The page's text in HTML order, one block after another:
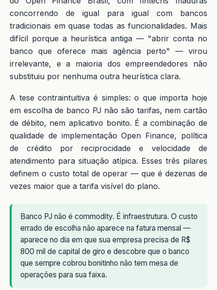
concorrendo de igual para igual com bancos
tradicionais em quase todas as funcionalidades. Mais
difícil porque a heurística antiga — "abrir conta no
banco que oferece mais agência perto" — virou
irrelevante, e a maioria dos empreendedores não
substituiu por nenhuma outra heurística clara.
A tese contraintuitiva é simples: o que importa hoje
em escolha de banco PJ não são tarifas, nem cartão
de débito, nem aplicativo bonito. É a combinação de
qualidade de implementação Open Finance, política
de crédito por reciprocidade e velocidade de
atendimento para situação atípica. Esses três pilares
definem o custo total de operar — que é dezenas de
vezes maior que a tarifa visível do plano.
Banco PJ não é commodity. É infraestrutura. O custo
errado de escolha não aparece na fatura mensal —
aparece no dia em que sua empresa precisa de R$
800 mil de capital de giro e descobre que o banco
que sempre cobrou bonitinho não tem mesa de
operações para sua faixa.